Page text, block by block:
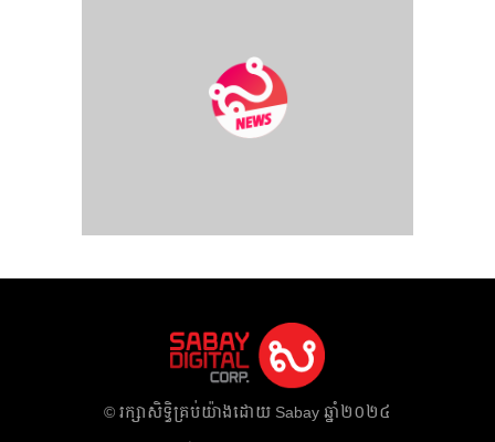
​© រក្សា​សិទ្ធិ​គ្រប់​យ៉ាង​ដោយ​ Sabay ឆ្នាំ​២០២៤